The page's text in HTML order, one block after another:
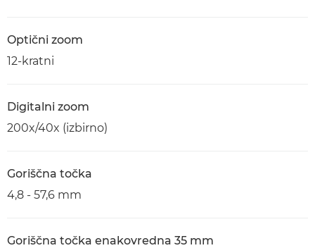
Optični zoom
12-kratni
Digitalni zoom
200x/40x (izbirno)
Goriščna točka
4,8 - 57,6 mm
Goriščna točka enakovredna 35 mm